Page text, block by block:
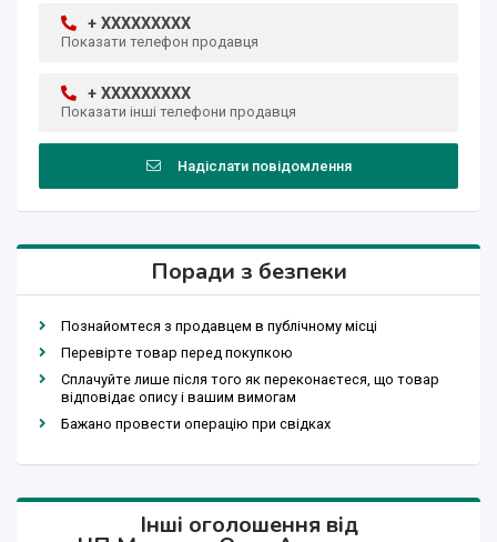
+ XXXXXXXXX
Показати телефон продавця
+ XXXXXXXXX
Показати інші телефони продавця
Надіслати повідомлення
Поради з безпеки
Познайомтеся з продавцем в публічному місці
Перевірте товар перед покупкою
Сплачуйте лише після того як переконаєтеся, що товар
відповідає опису і вашим вимогам
Бажано провести операцію при свідках
Інші оголошення від